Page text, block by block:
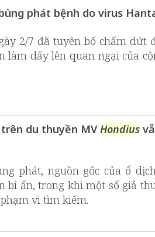
phát bệnh do virus
2/7 đã tuyên bố chấm dứt
dấy lên quan ngại của
du thuyền MVHondius
phát, nguồn gốc của ổ
bí ẩn, trong khi một số giả
vi tìm kiếm.